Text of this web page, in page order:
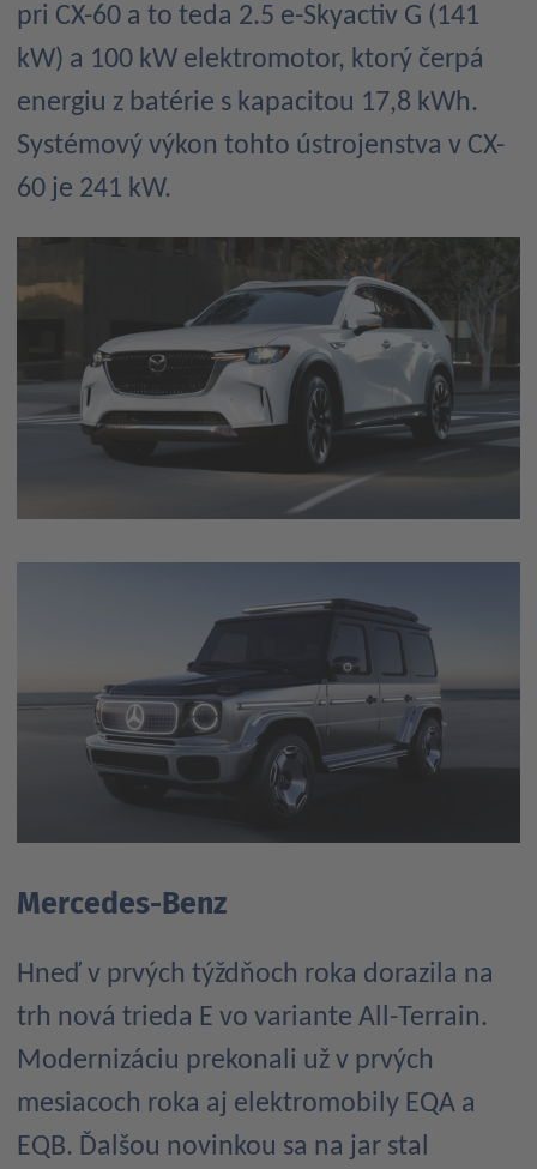
pri CX-60 a to teda 2.5 e-Skyactiv G (141
kW) a 100 kW elektromotor, ktorý čerpá
energiu z batérie s kapacitou 17,8 kWh.
Systémový výkon tohto ústrojenstva v CX-
60 je 241 kW.
Mercedes-Benz
Hneď v prvých týždňoch roka dorazila na
trh nová trieda E vo variante All-Terrain.
Modernizáciu prekonali už v prvých
mesiacoch roka aj elektromobily EQA a
EQB. Ďalšou novinkou sa na jar stal